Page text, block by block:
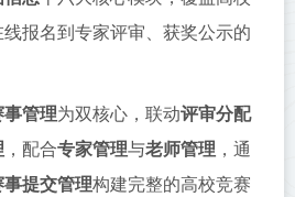
报名到专家评审、获奖公示的
事管理为双核心，联动评审分配
，配合专家管理与老师管理 ，通
事提交管理构建完整的高校竞赛